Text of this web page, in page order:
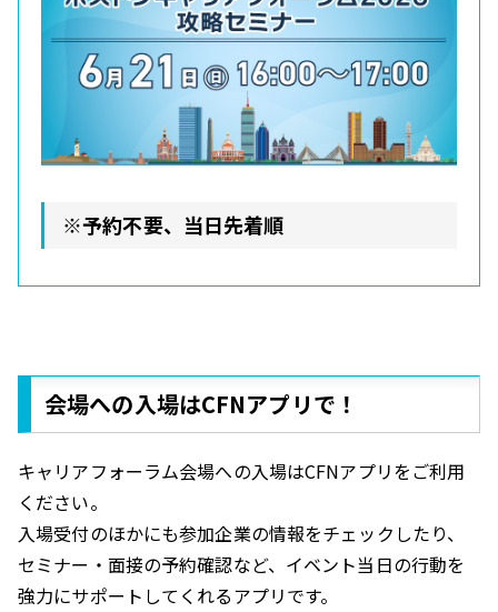
※予約不要、当日先着順
会場への入場はCFNアプリで！
キャリアフォーラム会場への入場はCFNアプリをご利用
ください。
入場受付のほかにも参加企業の情報をチェックしたり、
セミナー・面接の予約確認など、イベント当日の行動を
強力にサポートしてくれるアプリです。